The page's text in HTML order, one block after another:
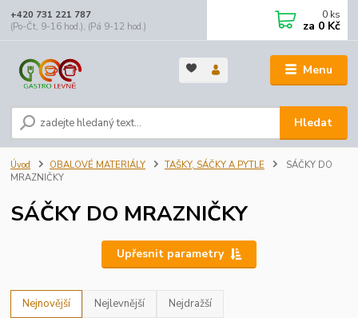
Menu
Hledat
+420 731 221 787
(Po-Čt, 9-16 hod.), (Pá 9-12 hod.)
0 ks
za 0 Kč
Úvod OBALOVÉ MATERIÁLY TAŠKY, SÁČKY A PYTLE
SÁČKY DO
MRAZNIČKY
SÁČKY DO MRAZNIČKY
Upřesnit parametry
Nejnovější Nejlevnější Nejdražší